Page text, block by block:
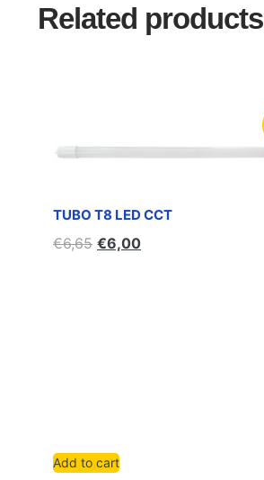
Related products
TUBO T8 LED CCT
€6,65 €6,00
Add to cart